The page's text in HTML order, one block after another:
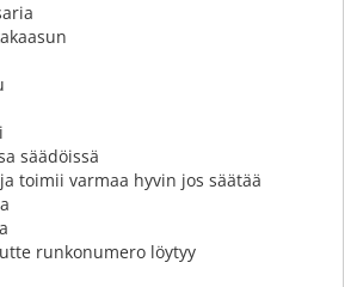
säädöissä
toimii varmaa hyvin jos säätää
runkonumero löytyy